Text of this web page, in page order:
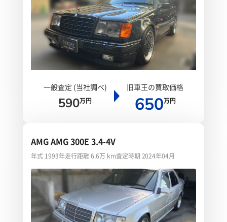
一般査定 (当社調べ)
590万円
旧車王の買取価格
650万円
AMG AMG 300E 3.4-4V
年式 1993年走行距離 6.6万 km査定時期 2024年04月